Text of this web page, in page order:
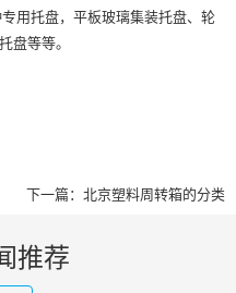
用托盘，平板玻璃集装托盘、轮
盘等等。
下一篇： 北京塑料周转箱的分类
推荐